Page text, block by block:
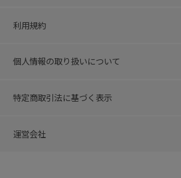
利用規約
個人情報の取り扱いについて
特定商取引法に基づく表示
運営会社